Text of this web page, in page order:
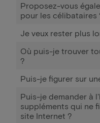
Proposez-vous
pour les célibataires
Je veux rester plus
Où puis-je trouver
?
Puis-je figurer sur
Puis-je demander à
suppléments qui ne
site Internet ?